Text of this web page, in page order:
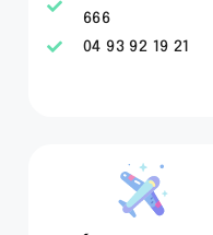
666
04 93 92 19 21